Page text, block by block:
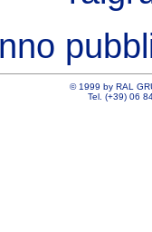
©1999 by RAL
Tel. (+39) 06